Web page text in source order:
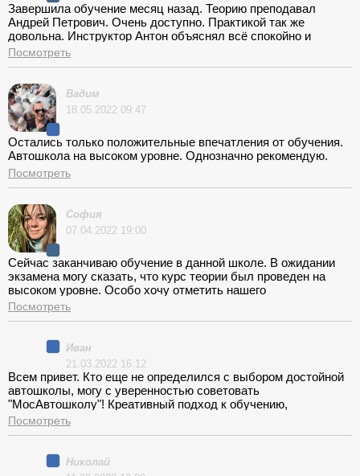
Завершила обучение месяц назад. Теорию преподавал
Андрей Петрович. Очень доступно. Практикой так же
довольна. Инструктор Антон объяснял всё спокойно и
доходчиво. Проблемных задач не было. Всегда находился
компромисс. Антону отдельное спасибо за утилитарные
спокойнее и увереннее.
Посмотреть
Вадим
18.05.2022 09:47
Остались только положительные впечатления от обучения.
Автошкола на высоком уровне. Однозначно рекомендую.
Посмотреть
София
07.04.2022 19:00
Сейчас заканчиваю обучение в данной школе. В ожидании
экзамена могу сказать, что курс теории был проведен на
высоком уровне. Особо хочу отметить нашего
преподавателя, всю информацию доносил нам на высоком
уровне, ничего не пропуская, на все вопросы мы получали
при этом сразу могли получить разъяснения, если где-то
допускали ошибку. Приятно, что Владимир Александрович
переживает за наши результаты и соответственно за свою
репутацию как профессионала. Могу сказать, что даже после
работы на лекции ходить хотелось, поскольку было очень
интересно.
Посмотреть
Иван
21.03.2022 16:12
Всем привет. Кто еще не определился с выбором достойной
автошколы, могу с уверенностью советовать
"МосАвтошколу"! Креативный подход к обучению,
нормальные функционирующие автомобили в которых
приятно находиться и осуществлять поездку. Адекватные
экзамен! Однозначно рекомендую!!!
Посмотреть
Николай